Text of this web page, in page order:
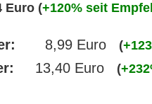
Euro (+120% seit
8,99 Euro (
13,40 Euro (